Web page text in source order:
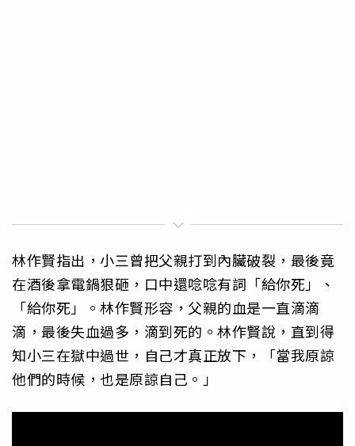
林作賢指出，小三曾把父親打到內臟破裂，最後竟
在酒後拿電鍋狠砸，口中還唸唸有詞「給你死」、
「給你死」。林作賢形容，父親的血是一直滴滴
滴，最後失血過多，滴到死的。林作賢說，直到得
知小三在獄中過世，自己才真正放下，「當我原諒
他們的時候，也是原諒自己。」